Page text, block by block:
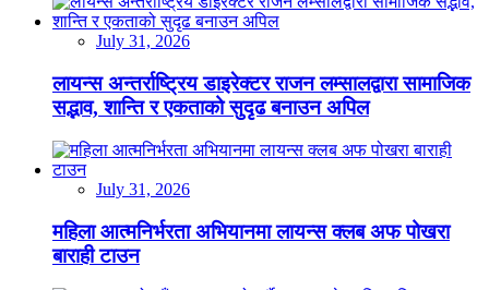
July 31, 2026
लायन्स अन्तर्राष्ट्रिय डाइरेक्टर राजन लम्सालद्वारा सामाजिक
सद्भाव, शान्ति र एकताको सुदृढ बनाउन अपिल
July 31, 2026
महिला आत्मनिर्भरता अभियानमा लायन्स क्लब अफ पोखरा
बाराही टाउन